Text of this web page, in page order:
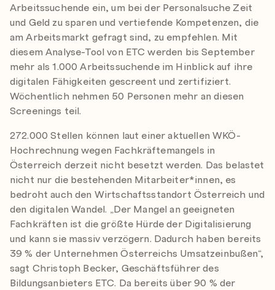
Arbeitssuchende ein, um bei der Personalsuche Zeit
und Geld zu sparen und vertiefende Kompetenzen, die
am Arbeitsmarkt gefragt sind, zu empfehlen. Mit
diesem Analyse-Tool von ETC werden bis September
mehr als 1.000 Arbeitssuchende im Hinblick auf ihre
digitalen Fähigkeiten gescreent und zertifiziert.
Wöchentlich nehmen 50 Personen mehr an diesen
Screenings teil.
272.000 Stellen können laut einer aktuellen WKÖ-
Hochrechnung wegen Fachkräftemangels in
Österreich derzeit nicht besetzt werden. Das belastet
nicht nur die bestehenden Mitarbeiter*innen, es
bedroht auch den Wirtschaftsstandort Österreich und
den digitalen Wandel. „Der Mangel an geeigneten
Fachkräften ist die größte Hürde der Digitalisierung
und kann sie massiv verzögern. Dadurch haben bereits
39 % der Unternehmen Österreichs Umsatzeinbußen“,
sagt Christoph Becker, Geschäftsführer des
Bildungsanbieters ETC. Da bereits über 90 % der